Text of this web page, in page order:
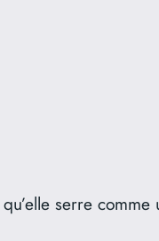
serre comme